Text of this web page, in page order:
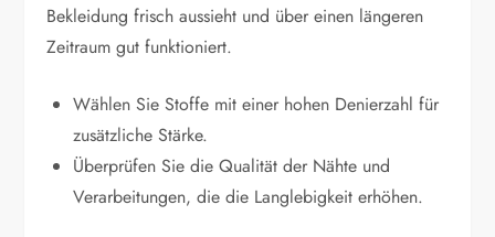
Bekleidung frisch aussieht und über einen längeren
Zeitraum gut funktioniert.
Wählen Sie Stoffe mit einer hohen Denierzahl für
zusätzliche Stärke.
Überprüfen Sie die Qualität der Nähte und
Verarbeitungen, die die Langlebigkeit erhöhen.